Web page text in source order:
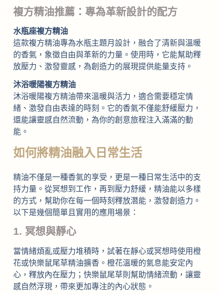
複方精油推薦：專為革新設計的配方
水瓶座複方精油
這款複方精油專為水瓶主題月設計，融合了清新與溫暖
的香氣，象徵自由與革新的力量。使用時，它能幫助釋
放壓力、激發靈感，為創造力的展現提供能量支持。
沐浴暖陽複方精油
沐浴暖陽複方精油帶來溫暖與活力，適合需要穩定情
緒、激發自由表達的時刻。它的香氣不僅能舒緩壓力，
還能讓靈感自然流動，為你的創意旅程注入滿滿的動
能。
如何將精油融入日常生活
精油不僅是一種香氣的享受，更是一種日常生活中的支
持力量。從冥想到工作，再到壓力舒緩，精油能以多樣
的方式，幫助你在每一個時刻釋放潛能，激發創造力。
以下是幾個簡單且實用的應用場景：
1. 冥想與靜心
當情緒煩亂或壓力堆積時，試著在靜心或冥想時使用橙
花或快樂鼠尾草精油擴香。橙花溫暖的氣息能安定內
心，釋放內在壓力；快樂鼠尾草則幫助情緒流動，讓靈
感自然浮現，帶來更加專注的內心狀態。